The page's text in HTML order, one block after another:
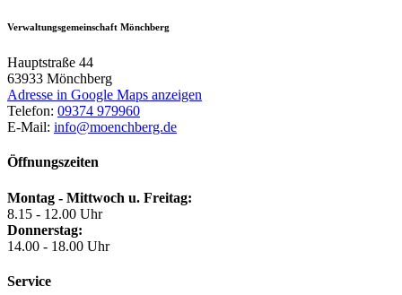
Verwaltungsgemeinschaft Mönchberg
Hauptstraße 44
63933 Mönchberg
Adresse in Google Maps anzeigen
Telefon: 09374 979960
E-Mail: info@moenchberg.de
Öffnungszeiten
Montag - Mittwoch u. Freitag:
8.15 - 12.00 Uhr
Donnerstag:
14.00 - 18.00 Uhr
Service